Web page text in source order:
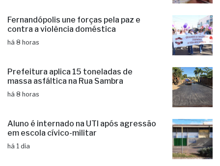
Fernandópolis une forças pela paz e
contra a violência doméstica
há 8 horas
Prefeitura aplica 15 toneladas de
massa asfáltica na Rua Sambra
há 8 horas
Aluno é internado na UTI após agressão
em escola cívico-militar
há 1 dia